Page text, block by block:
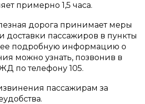
примерно 1,5 часа.
дорога принимает меры
доставки пассажиров в пункты
подробную информацию о
можно узнать, позвонив в
по телефону 105.
пассажирам за